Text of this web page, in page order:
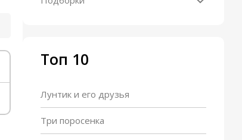
Топ 10
Лунтик и его друзья
Три поросенка